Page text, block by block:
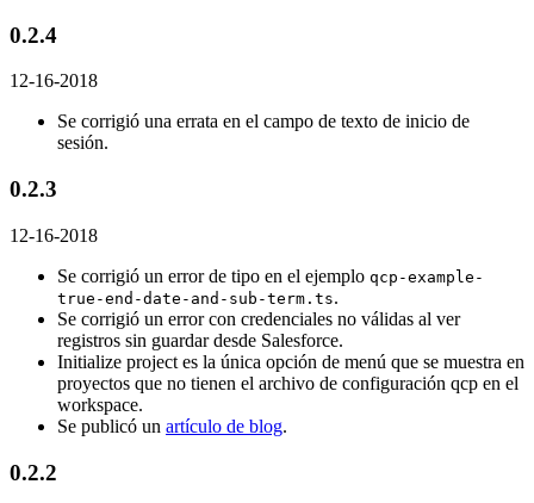
0.2.4
12-16-2018
Se corrigió una errata en el campo de texto de inicio de
sesión.
0.2.3
12-16-2018
Se corrigió un error de tipo en el ejemplo qcp-example-
true-end-date-and-sub-term.ts.
Se corrigió un error con credenciales no válidas al ver
registros sin guardar desde Salesforce.
Initialize project es la única opción de menú que se muestra en
proyectos que no tienen el archivo de configuración qcp en el
workspace.
Se publicó un artículo de blog.
0.2.2